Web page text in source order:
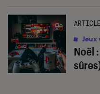
Noël
ARTICLE
Jeux